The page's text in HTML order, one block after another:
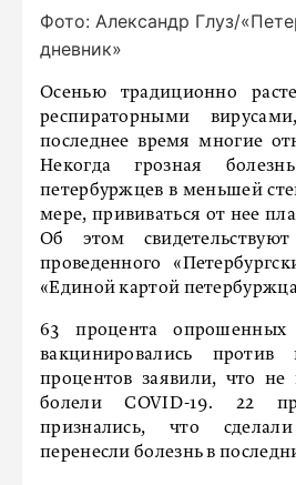
Фото: Александр Глуз/
дневник»
Осенью традиционно
респираторными
последнее время многие
Некогда грозная
петербуржцев в меньшей
мере, прививаться от нее
Об этом
проведенного
«Единой картой
63 процента
вакцинировались против
процентов заявили, что не
болели COVID-19. 22
признались, что
перенесли болезнь в